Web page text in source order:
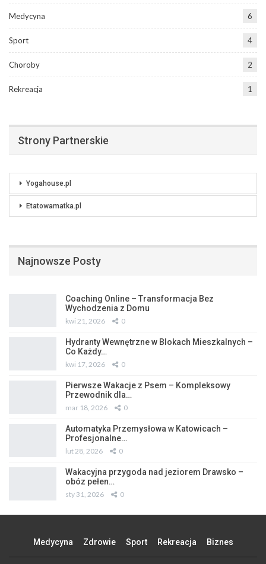
Medycyna 6
Sport 4
Choroby 2
Rekreacja 1
Strony Partnerskie
Yogahouse.pl
Etatowamatka.pl
Najnowsze Posty
Coaching Online – Transformacja Bez
Wychodzenia z Domu
kwi 21, 2026 0
Hydranty Wewnętrzne w Blokach Mieszkalnych –
Co Każdy…
kwi 17, 2026 0
Pierwsze Wakacje z Psem – Kompleksowy
Przewodnik dla…
mar 18, 2026 0
Automatyka Przemysłowa w Katowicach –
Profesjonalne…
lut 28, 2026 0
Wakacyjna przygoda nad jeziorem Drawsko –
obóz pełen…
sty 31, 2026 0
Medycyna Zdrowie Sport Rekreacja Biznes